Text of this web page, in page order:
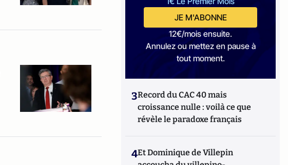
JE M'ABONNE
12€/mois ensuite.
Annulez ou mettez en pause à
tout moment.
3Record du CAC 40 mais
croissance nulle : voilà ce que
révèle le paradoxe français
4Et Dominique de Villepin